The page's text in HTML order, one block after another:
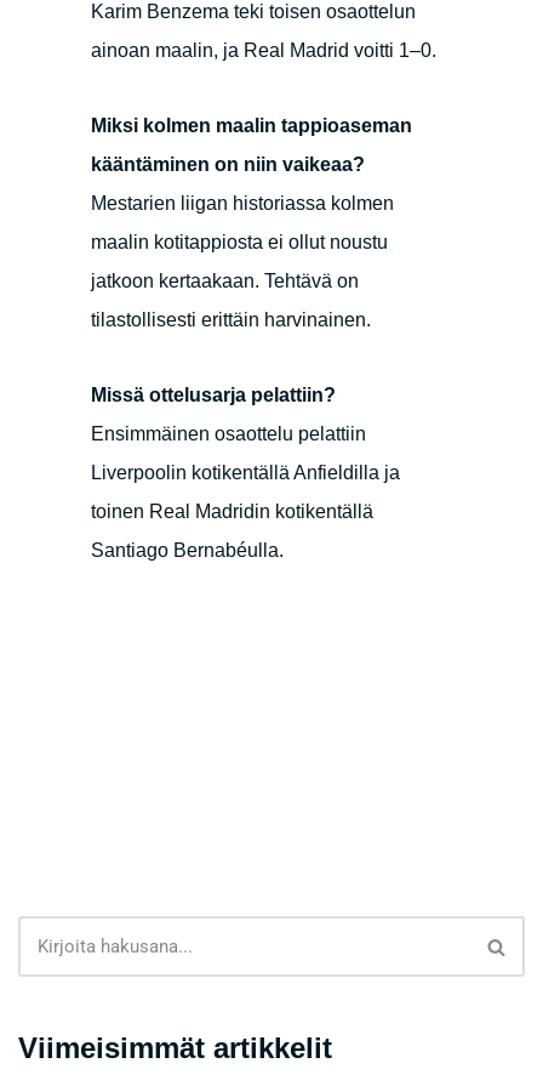
Karim Benzema teki toisen osaottelun
ainoan maalin, ja Real Madrid voitti 1–0.
Miksi kolmen maalin tappioaseman
kääntäminen on niin vaikeaa?
Mestarien liigan historiassa kolmen
maalin kotitappiosta ei ollut noustu
jatkoon kertaakaan. Tehtävä on
tilastollisesti erittäin harvinainen.
Missä ottelusarja pelattiin?
Ensimmäinen osaottelu pelattiin
Liverpoolin kotikentällä Anfieldilla ja
toinen Real Madridin kotikentällä
Santiago Bernabéulla.
Viimeisimmät artikkelit